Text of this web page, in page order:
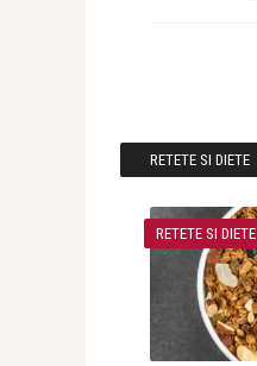
RETETE SI DIETE
RETETE SI DIETE